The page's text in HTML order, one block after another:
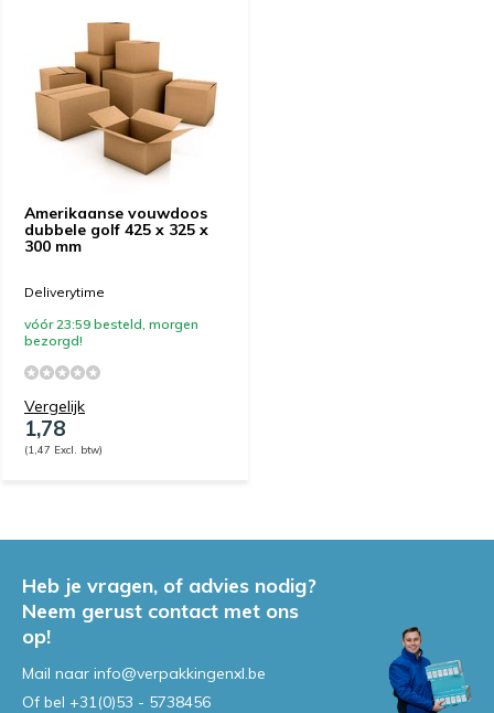
Amerikaanse vouwdoos
dubbele golf 425 x 325 x
300 mm
Deliverytime
vóór 23:59 besteld, morgen
bezorgd!
Vergelijk
1,78
(1,47 Excl. btw)
Heb je vragen, of advies nodig?
Neem gerust contact met ons
op!
Mail naar info@verpakkingenxl.be
Of bel +31(0)53 - 5738456